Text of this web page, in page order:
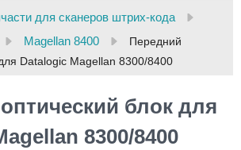
для сканеров штрих-кода
Magellan 8400
Передний
Datalogic Magellan 8300/8400
блок для
8300/8400